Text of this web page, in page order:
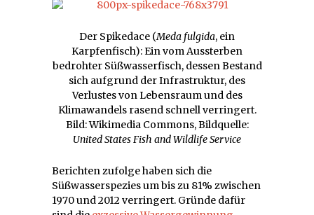
Der Spikedace (Meda fulgida, ein
Karpfenfisch): Ein vom Aussterben
bedrohter Süßwasserfisch, dessen Bestand
sich aufgrund der Infrastruktur, des
Verlustes von Lebensraum und des
Klimawandels rasend schnell verringert.
Bild: Wikimedia Commons, Bildquelle:
United States Fish and Wildlife Service
Berichten zufolge haben sich die
Süßwasserspezies um bis zu 81% zwischen
1970 und 2012 verringert. Gründe dafür